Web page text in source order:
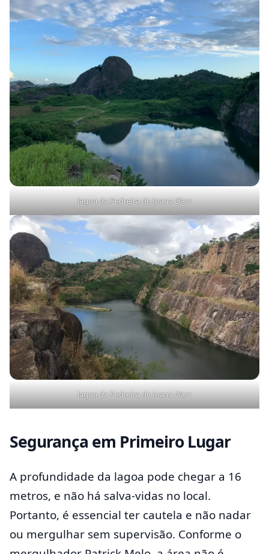
lagoa da Pedreira de Joana D’arc
lagoa da Pedreira de Joana D’arc
Segurança em Primeiro Lugar
A profundidade da lagoa pode chegar a 16
metros, e não há salva-vidas no local.
Portanto, é essencial ter cautela e não nadar
ou mergulhar sem supervisão. Conforme o